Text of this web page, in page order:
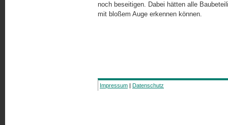
noch beseitigen. Dabei hätten alle
mit bloßem Auge erkennen können.
Impressum | Datenschutz